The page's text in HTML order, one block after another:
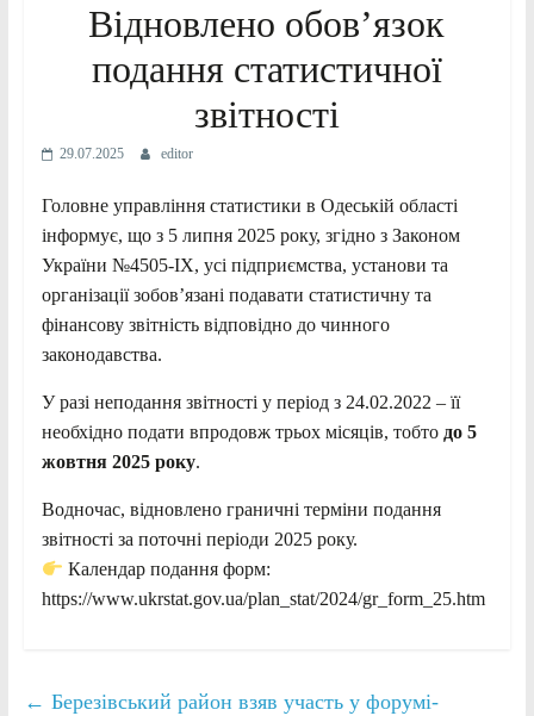
Відновлено обов’язок
подання статистичної
звітності
29.07.2025 editor
Головне управління статистики в Одеській області
інформує, що з 5 липня 2025 року, згідно з Законом
України №4505-ІХ, усі підприємства, установи та
організації зобов’язані подавати статистичну та
фінансову звітність відповідно до чинного
законодавства.
У разі неподання звітності у період з 24.02.2022 – її
необхідно подати впродовж трьох місяців, тобто до 5
жовтня 2025 року.
Водночас, відновлено граничні терміни подання
звітності за поточні періоди 2025 року.
Календар подання форм:
https://www.ukrstat.gov.ua/plan_stat/2024/gr_form_25.htm
← Березівський район взяв участь у форумі-